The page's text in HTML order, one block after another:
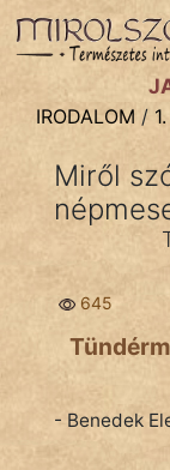
IRODALOM
Dráma
Költemény
Eposz
Komédia
Kötelező
IRODALOM /
Miről
645
- Benedek